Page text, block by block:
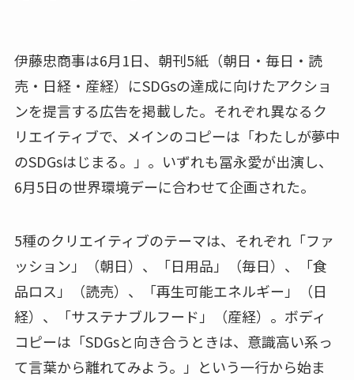
伊藤忠商事は6月1日、朝刊5紙（朝日・毎日・読
売・日経・産経）にSDGsの達成に向けたアクショ
ンを提言する広告を掲載した。それぞれ異なるク
リエイティブで、メインのコピーは「わたしが夢中
のSDGsはじまる。」。いずれも冨永愛が出演し、
6月5日の世界環境デーに合わせて企画された。
5種のクリエイティブのテーマは、それぞれ「ファ
ッション」（朝日）、「日用品」（毎日）、「食
品ロス」（読売）、「再生可能エネルギー」（日
経）、「サステナブルフード」（産経）。ボディ
コピーは「SDGsと向き合うときは、意識高い系っ
て言葉から離れてみよう。」という一行から始ま